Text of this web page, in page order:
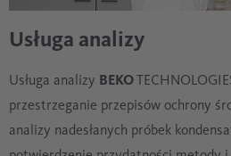
Usługa analizy
Usługa analizy BEKO
przestrzeganie przepisów ochrony
analizy nadesłanych próbek